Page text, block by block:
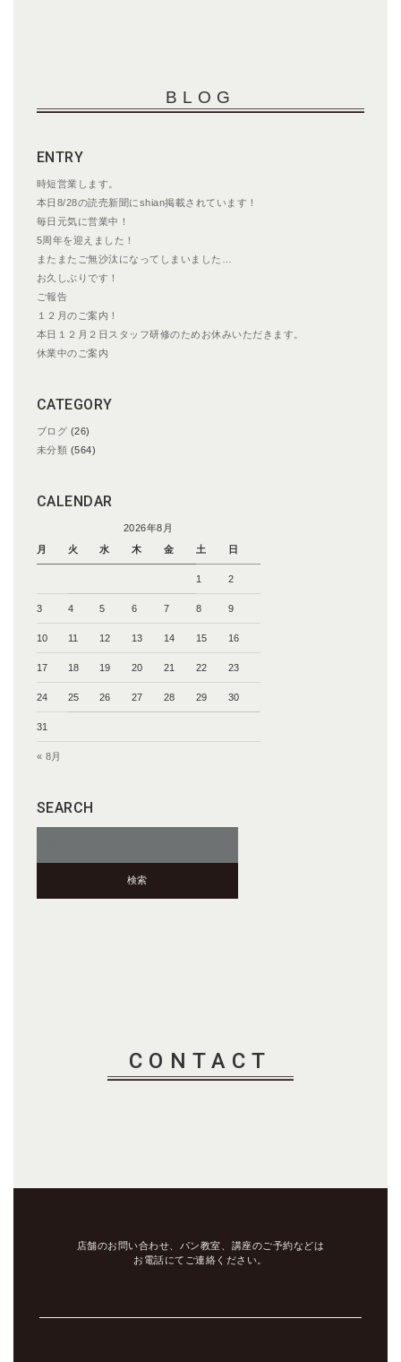
BLOG
ENTRY
時短営業します。
本日8/28の読売新聞にshian掲載されています！
毎日元気に営業中！
5周年を迎えました！
またまたご無沙汰になってしまいました…
お久しぶりです！
ご報告
１２月のご案内！
本日１２月２日スタッフ研修のためお休みいただきます。
休業中のご案内
CATEGORY
ブログ (26)
未分類 (564)
CALENDAR
2026年8月
月
火 水 木 金 土 日
1 2
3 4 5 6 7 8 9
10 11 12 13 14 15 16
17 18 19 20 21 22 23
24 25 26 27 28 29 30
31
« 8月
SEARCH
CONTACT
店舗のお問い合わせ、パン教室、講座のご予約などは
お電話にてご連絡ください。